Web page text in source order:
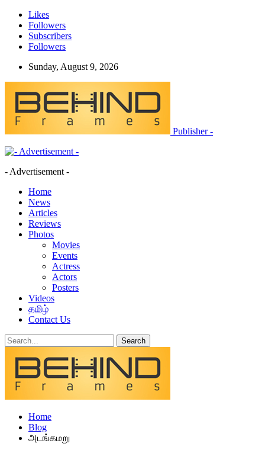
Likes
Followers
Subscribers
Followers
Sunday, August 9, 2026
Publisher -
- Advertisement -
Home
News
Articles
Reviews
Photos
Movies
Events
Actress
Actors
Posters
Videos
தமிழ்
Contact Us
Home
Blog
அடங்கமறு